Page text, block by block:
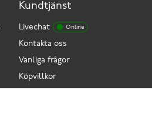
Kundtjänst
Livechat Online
Kontakta oss
Vanliga frågor
Köpvillkor